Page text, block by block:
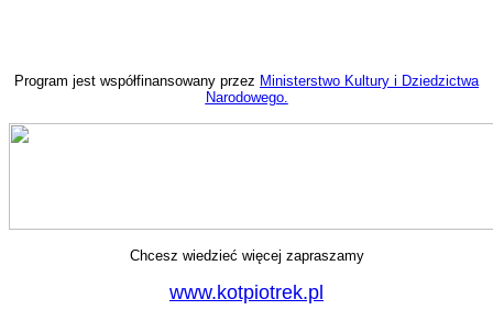
Program jest współfinansowany przez Ministerstwo Kultury i Dziedzictwa
Narodowego.
Chcesz wiedzieć więcej zapraszamy
www.kotpiotrek.pl